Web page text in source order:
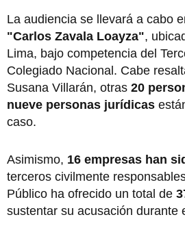
La audiencia se llevará a cabo
"Carlos Zavala Loayza",
Lima, bajo competencia del
Colegiado Nacional. Cabe
Susana Villarán, otras 20
nueve personas jurídicas
caso.
Asimismo, 16 empresas han
terceros civilmente
Público ha ofrecido un total de
sustentar su acusación durante